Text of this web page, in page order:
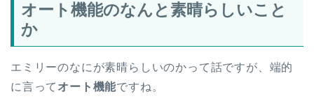
オート機能のなんと素晴らしいこと
か
エミリーのなにが素晴らしいのかって話ですが、端的
に言って オート機能ですね。